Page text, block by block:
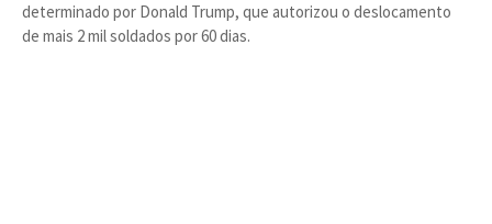
determinado por Donald Trump, que autorizou o deslocamento
de mais 2 mil soldados por 60 dias.